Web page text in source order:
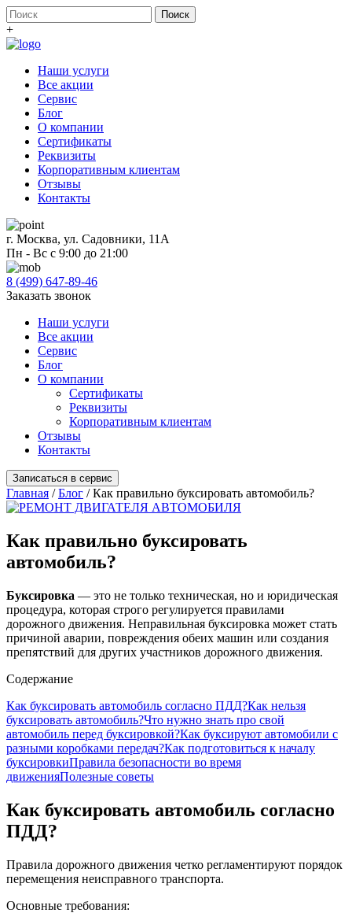
+
Наши услуги
Все акции
Сервис
Блог
О компании
Сертификаты
Реквизиты
Корпоративным клиентам
Отзывы
Контакты
г. Москва, ул. Садовники, 11А
Пн - Вс с 9:00 до 21:00
8 (499) 647-89-46
Заказать звонок
Наши услуги
Все акции
Сервис
Блог
О компании
Сертификаты
Реквизиты
Корпоративным клиентам
Отзывы
Контакты
Записаться в сервис
Главная /Блог /Как правильно буксировать автомобиль?
Как правильно буксировать
автомобиль?
Буксировка — это не только техническая, но и юридическая
процедура, которая строго регулируется правилами
дорожного движения. Неправильная буксировка может стать
причиной аварии, повреждения обеих машин или создания
препятствий для других участников дорожного движения.
Содержание
Как буксировать автомобиль согласно ПДД?Как нельзя
буксировать автомобиль?Что нужно знать про свой
автомобиль перед буксировкой?Как буксируют автомобили с
разными коробками передач?Как подготовиться к началу
буксировкиПравила безопасности во время
движенияПолезные советы
Как буксировать автомобиль согласно
ПДД?
Правила дорожного движения четко регламентируют порядок
перемещения неисправного транспорта.
Основные требования: